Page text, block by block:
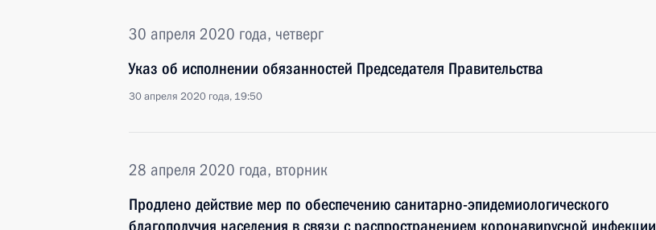
30 апреля 2020 года, четверг
Указ об исполнении обязанностей Председателя Правительства
30 апреля 2020 года, 19:50
28 апреля 2020 года, вторник
Продлено действие мер по обеспечению санитарно-эпидемиологического
благополучия населения в связи с распространением коронавирусной инфекции